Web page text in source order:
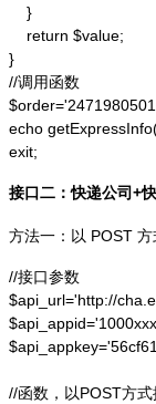
    }
    return $value;
}
//调用函数
echo
exit;
接口二：快递公司+
方法一：以 POST
//接口参数
$api_url='http://
//函数，以POST方